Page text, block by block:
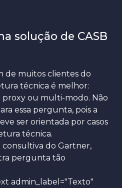
solução de CASB
de muitos clientes do
técnica é melhor:
proxy ou multi-modo. Não
essa pergunta, pois a
ser orientada por casos
técnica.
consultiva do Gartner,
pergunta tão
admin_label="Texto"